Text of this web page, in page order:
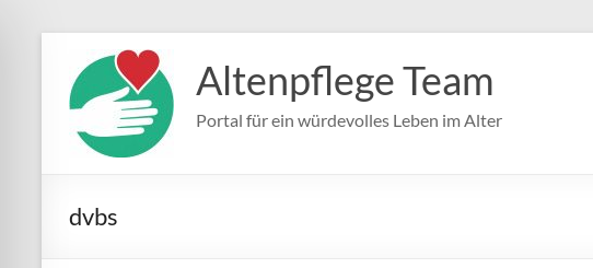
Inhalt
springen
Altenpflege Team
Portal für ein würdevolles Leben im Alter
dvbs